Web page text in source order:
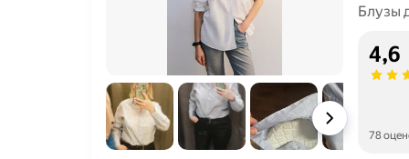
Блузы
4,6
78